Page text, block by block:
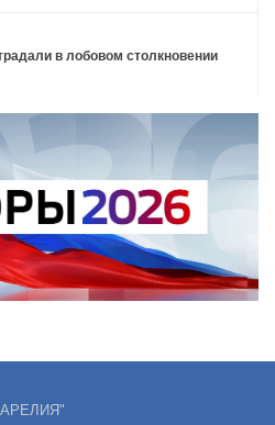
в лобовом столкновении